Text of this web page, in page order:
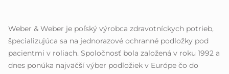
Weber & Weber je poľský výrobca zdravotníckych potrieb,
špecializujúca sa na jednorazové ochranné podložky pod
pacientmi v roliach. Spoločnosť bola založená v roku 1992 a
dnes ponúka najväčší výber podložiek v Európe čo do